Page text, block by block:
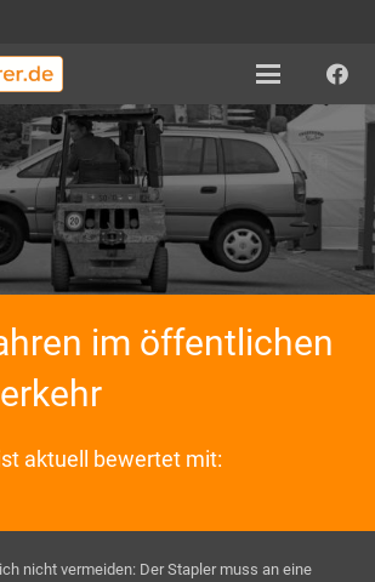
im öffentlichen
aktuell bewertet mit:
nicht vermeiden: Der Stapler muss an eine